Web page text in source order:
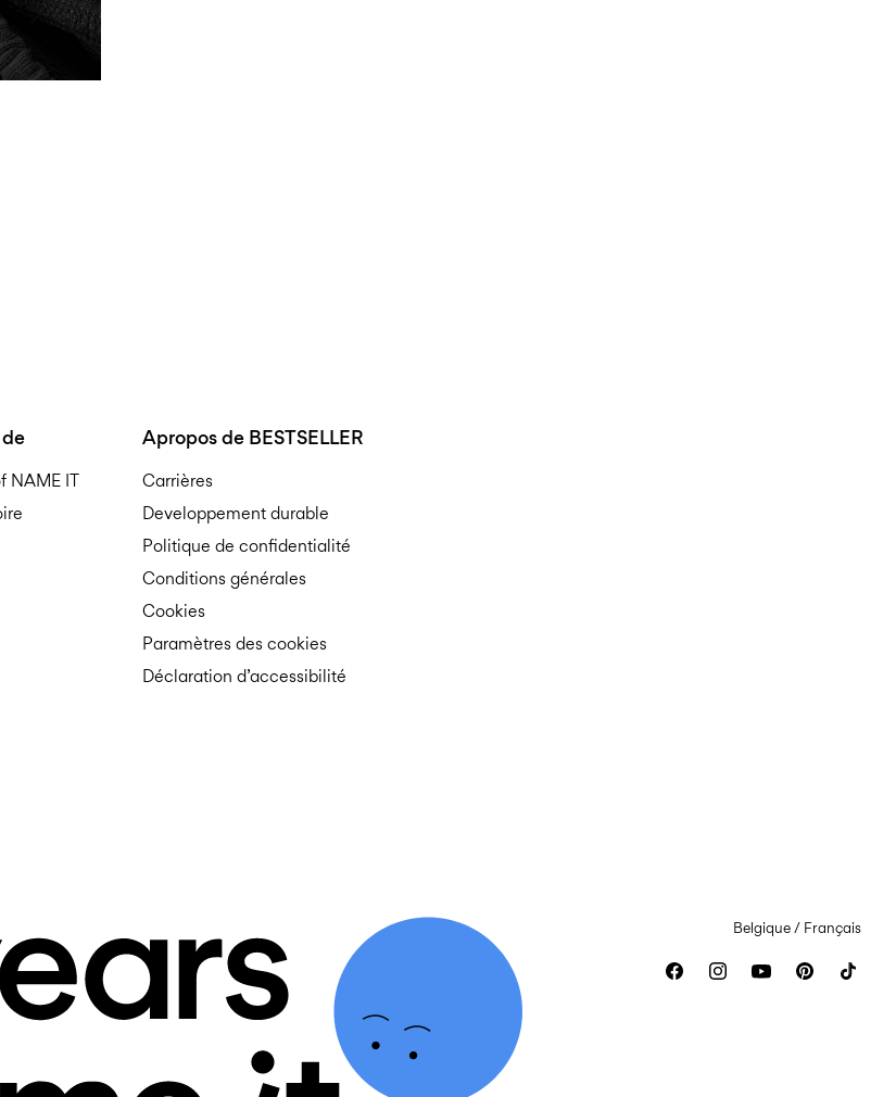
NAME IT
Apropos de BESTSELLER
Carrières
Developpement durable
Politique de confidentialité
Conditions générales
Cookies
Paramètres des cookies
Déclaration d’accessibilité
Belgique / Français